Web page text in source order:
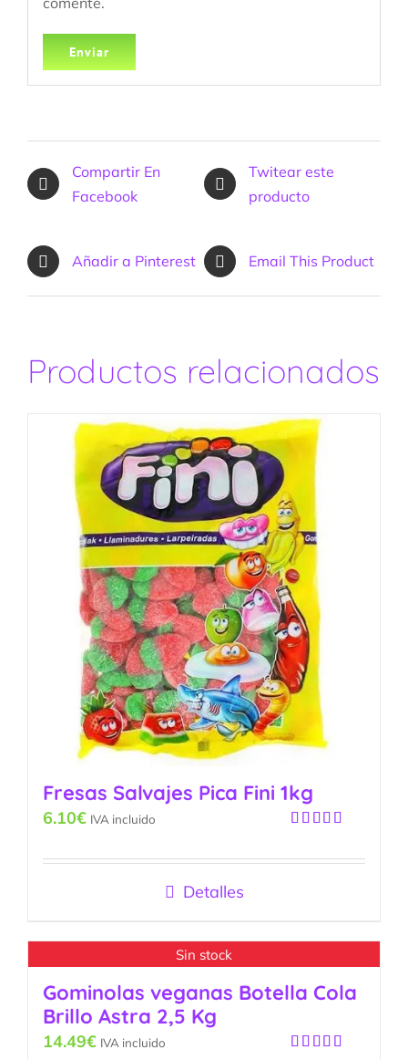
Compartir En
Facebook
Twitear este
producto
Añadir a Pinterest Email This Product
Productos relacionados
Fresas Salvajes Pica Fini 1kg
5
6.10€ IVA incluido
Detalles
Sin stock
Gominolas veganas Botella Cola
Brillo Astra 2,5 Kg
14.49€ IVA incluido